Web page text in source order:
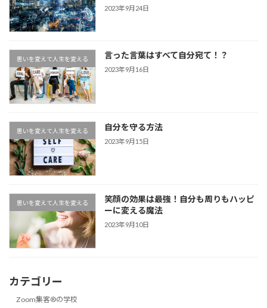
2023年9月24日
思いを変えて人生を変える 言った言葉はすべて自分宛て！？
2023年9月16日
思いを変えて人生を変える 自分を守る方法
2023年9月15日
思いを変えて人生を変える
笑顔の効果は最強！自分も周りもハッピ
ーに変える魔法
2023年9月10日
カテゴリー
Zoom集客®の学校